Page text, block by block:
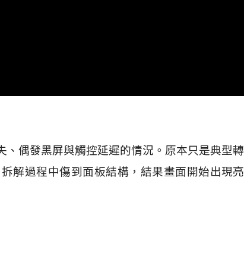
偶發黑屏與觸控延遲的情況。原本只是典型轉
解過程中傷到面板結構，結果畫面開始出現亮